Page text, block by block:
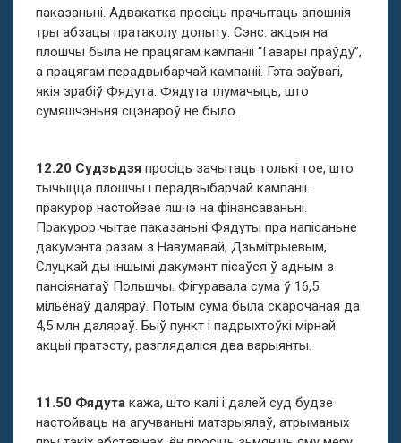
паказаньні. Адвакатка просіць прачытаць апошнія
тры абзацы пратаколу допыту. Сэнс: акцыя на
плошчы была не працягам кампаніі “Гавары праўду”,
а працягам перадвыбарчай кампаніі. Гэта заўвагі,
якія зрабіў Фядута. Фядута тлумачыць, што
сумяшчэньня сцэнароў не было.
12.20 Судзьдзя просіць зачытаць толькі тое, што
тычыцца плошчы і перадвыбарчай кампаніі.
пракурор настойвае яшчэ на фінансаваньні.
Пракурор чытае паказаньні Фядуты пра напісаньне
дакумэнта разам з Навумавай, Дзьмітрыевым,
Слуцкай ды іншымі дакумэнт пісаўся ў адным з
пансіянатаў Польшчы. Фігуравала сума ў 16,5
мільёнаў даляраў. Потым сума была скарочаная да
4,5 млн даляраў. Быў пункт і падрыхтоўкі мірнай
акцыі пратэсту, разглядаліся два варыянты.
11.50 Фядута кажа, што калі і далей суд будзе
настойваць на агучваньні матэрыялаў, атрыманых